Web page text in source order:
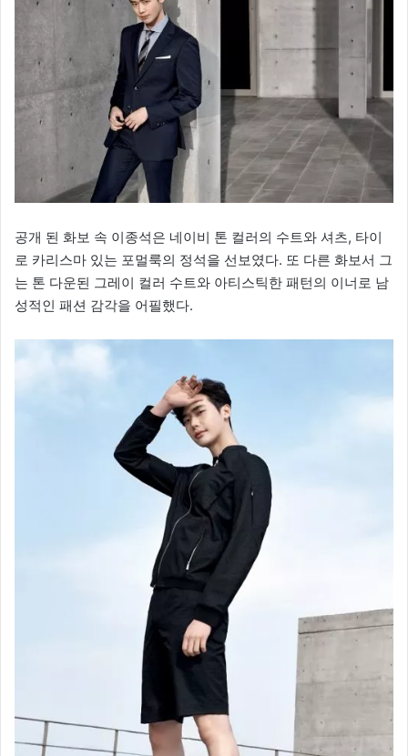
공개 된 화보 속 이종석은 네이비 톤 컬러의 수트와 셔츠, 타이
로 카리스마 있는 포멀룩의 정석을 선보였다. 또 다른 화보서 그
는 톤 다운된 그레이 컬러 수트와 아티스틱한 패턴의 이너로 남
성적인 패션 감각을 어필했다.